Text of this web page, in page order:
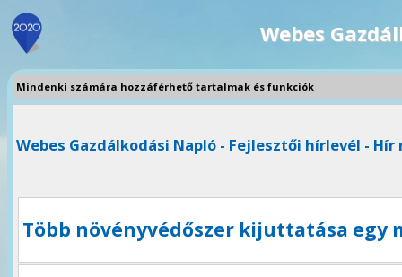
Webes
Mindenki számára hozzáférhető tartalmak és funkciók
Webes Gazdálkodási Napló - Fejlesztői hírlevél - Hír
Több növényvédőszer kijuttatása egy